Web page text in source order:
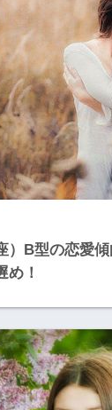
）B型の恋愛
め！